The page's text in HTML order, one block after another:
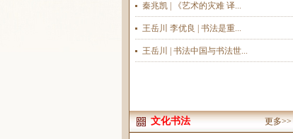
秦兆凯 | 《艺术的灾难 译...
王岳川 李优良 | 书法是重...
王岳川 | 书法中国与书法世...
文化书法 更多>>